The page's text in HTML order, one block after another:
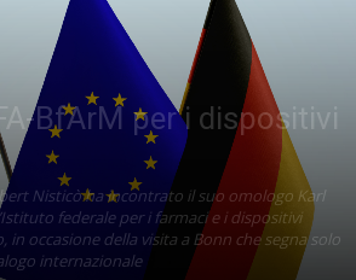
BfArM per i dispositivi
Nisticò ha incontrato il suo omologo Karl
federale per i farmaci e i dispositivi
in occasione della visita a Bonn che segna solo
internazionale